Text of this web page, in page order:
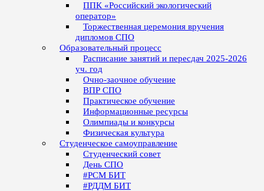
ППК «Российский экологический
оператор»
Торжественная церемония вручения
дипломов СПО
Образовательный процесс
Расписание занятий и пересдач 2025-2026
уч. год
Очно-заочное обучение
ВПР СПО
Практическое обучение
Информационные ресурсы
Олимпиады и конкурсы
Физическая культура
Студенческое самоуправление
Студенческий совет
День СПО
#РСМ БИТ
#РДДМ БИТ